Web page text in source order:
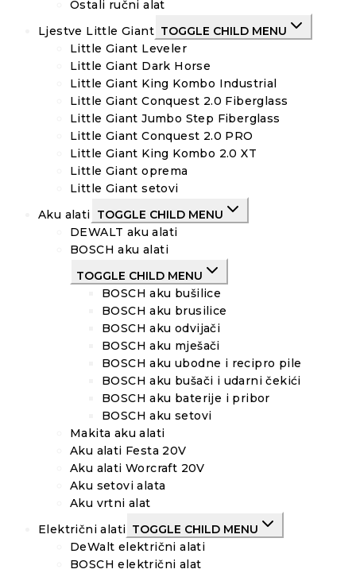
Ostali ručni alat
Ljestve Little Giant TOGGLE CHILD MENU
Little Giant Leveler
Little Giant Dark Horse
Little Giant King Kombo Industrial
Little Giant Conquest 2.0 Fiberglass
Little Giant Jumbo Step Fiberglass
Little Giant Conquest 2.0 PRO
Little Giant King Kombo 2.0 XT
Little Giant oprema
Little Giant setovi
Aku alati TOGGLE CHILD MENU
DEWALT aku alati
BOSCH aku alati
TOGGLE CHILD MENU
BOSCH aku bušilice
BOSCH aku brusilice
BOSCH aku odvijači
BOSCH aku mješači
BOSCH aku ubodne i recipro pile
BOSCH aku bušači i udarni čekići
BOSCH aku baterije i pribor
BOSCH aku setovi
Makita aku alati
Aku alati Festa 20V
Aku alati Worcraft 20V
Aku setovi alata
Aku vrtni alat
Električni alati TOGGLE CHILD MENU
DeWalt električni alati
BOSCH električni alat